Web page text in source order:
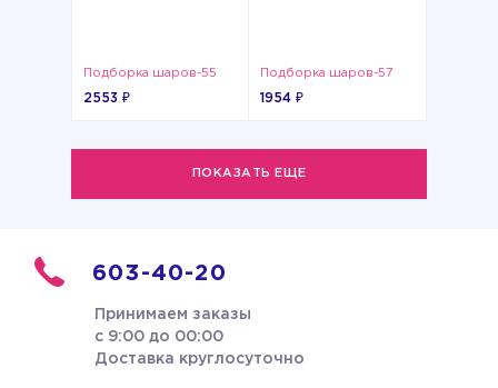
Подборка шаров-55
2553 ₽
Подборка шаров-57
1954 ₽
ПОКАЗАТЬ ЕЩЕ
603-40-20
Принимаем заказы
с 9:00 до 00:00
Доставка круглосуточно